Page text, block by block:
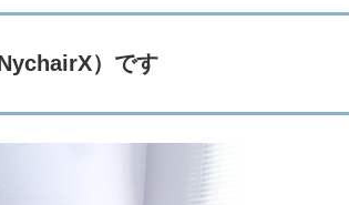
） です